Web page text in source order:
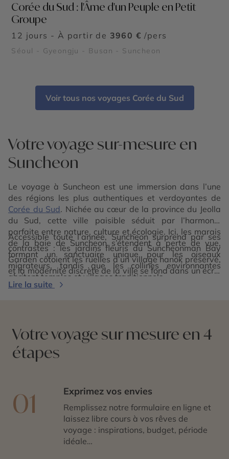
Corée du Sud : l'Âme d'un Peuple en Petit
Groupe
12 jours - À partir de 3960 € /pers
Séoul - Gyeongju - Busan - Suncheon
Voir tous nos voyages Corée du Sud
Votre voyage sur-mesure en
Suncheon
Le voyage à Suncheon est une immersion dans l’une
des régions les plus authentiques et verdoyantes de
Corée du Sud. Nichée au cœur de la province du Jeolla
du Sud, cette ville paisible séduit par l’harmonie
parfaite entre nature, culture et écologie. Ici, les marais
de la baie de Suncheon s’étendent à perte de vue,
formant un sanctuaire unique pour les oiseaux
migrateurs, tandis que les collines environnantes
abritent temples et villages traditionnels.
Accessible toute l’année, Suncheon surprend par ses
contrastes : les jardins fleuris du Suncheonman Bay
Garden côtoient les ruelles d’un village hanok préservé,
et la modernité discrète de la ville se fond dans un écrin
de verdure. Le voyage à Suncheon, c’est une ode à la
profondément sereine, où la
se dévoile dans
toute sa grâce écologique et poétique.
Lire la suite
Votre voyage sur mesure en 4
étapes
01 Exprimez vos envies
Remplissez notre formulaire en ligne et
laissez libre cours à vos rêves de
voyage : inspirations, budget, période
idéale…